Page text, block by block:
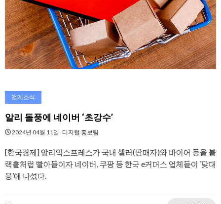
업계소식
알리 돌풍에 네이버 ‘초강수’
2024년 04월 11일 디지털 홍보팀
[한국경제] 알리익스프레스가 국내 셀러(판매자)와 바이어 등을 블
랙홀처럼 빨아들이자 네이버, 쿠팡 등 한국 e커머스 업체들이 ‘맞대
응’에 나섰다.